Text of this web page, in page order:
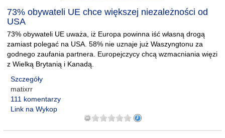
73% obywateli UE chce większej niezależności od
USA
73% obywateli UE uważa, iż Europa powinna iść własną drogą
zamiast polegać na USA. 58% nie uznaje już Waszyngtonu za
godnego zaufania partnera. Europejczycy chcą wzmacniania więzi
z Wielką Brytanią i Kanadą.
Szczegóły
matixrr
111 komentarzy
Link na Wykop